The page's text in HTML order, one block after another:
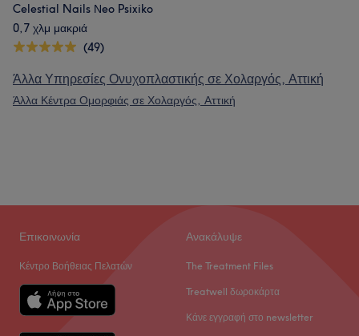
Celestial Nails Νeo Psixiko
0,7 χλμ μακριά
(49)
Άλλα Υπηρεσίες Ονυχοπλαστικής σε Χολαργός, Αττική
Άλλα Κέντρα Ομορφιάς σε Χολαργός, Αττική
Επικοινωνία
Κέντρο Βοήθειας Πελατών
Ανακάλυψε
The Treatment Files
Treatwell δωροκάρτα
Κάνε εγγραφή στο newsletter